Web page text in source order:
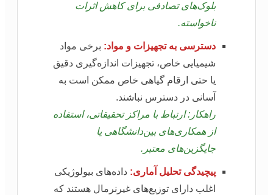
بلوک‌های تصادفی برای کاهش اثرات
ناخواسته.
دسترسی به تجهیزات و مواد: برخی مواد
شیمیایی خاص، تجهیزات اندازه‌گیری دقیق
یا حتی ارقام گیاهی خاص ممکن است به
آسانی در دسترس نباشند.
راهکار: ارتباط با مراکز تحقیقاتی، استفاده
از همکاری‌های بین‌دانشگاهی یا
جایگزین‌های معتبر.
پیچیدگی تحلیل آماری: داده‌های بیولوژیکی
اغلب دارای توزیع‌های غیرنرمال هستند که